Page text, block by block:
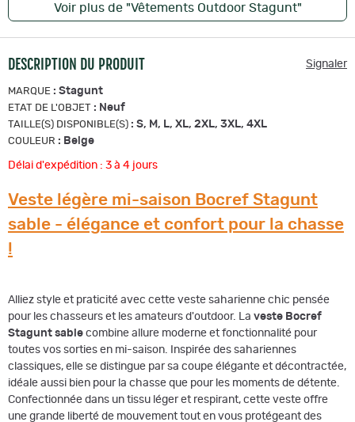
Voir plus de "Vêtements Outdoor Stagunt"
DESCRIPTION DU PRODUIT Signaler
MARQUE : Stagunt
ETAT DE L'OBJET : Neuf
TAILLE(S) DISPONIBLE(S) : S, M, L, XL, 2XL, 3XL, 4XL
COULEUR : Beige
Délai d'expédition : 3 à 4 jours
Veste légère mi-saison Bocref Stagunt
sable - élégance et confort pour la chasse
!
Alliez style et praticité avec cette veste saharienne chic pensée
pour les chasseurs et les amateurs d'outdoor. La veste Bocref
Stagunt sable combine allure moderne et fonctionnalité pour
toutes vos sorties en mi-saison. Inspirée des sahariennes
classiques, elle se distingue par sa coupe élégante et décontractée,
idéale aussi bien pour la chasse que pour les moments de détente.
Confectionnée dans un tissu léger et respirant, cette veste offre
une grande liberté de mouvement tout en vous protégeant des